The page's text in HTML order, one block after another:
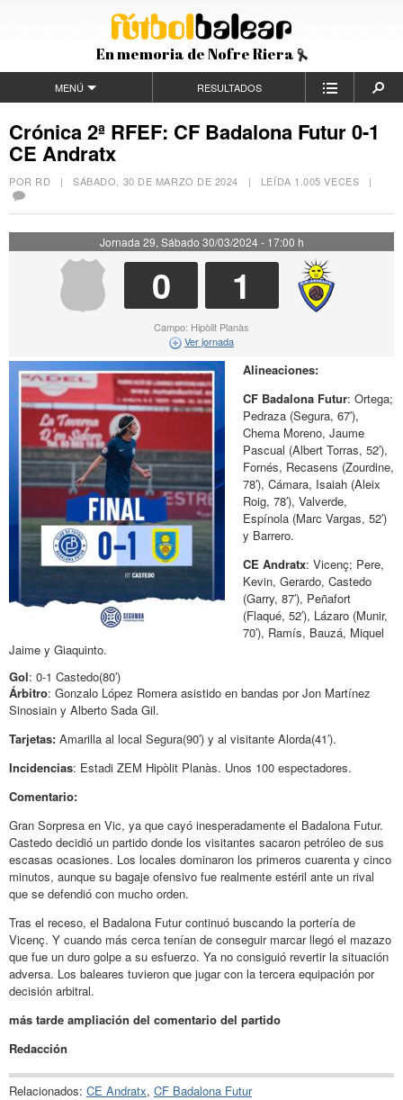
En memoria de Nofre Riera
MENÚ RESULTADOS
Crónica 2ª RFEF: CF Badalona Futur 0-1
CE Andratx
POR RD |SÁBADO, 30 DE MARZO DE 2024 | LEÍDA 1.005 VECES |
Jornada 29, Sábado 30/03/2024 - 17:00 h
0 1
Campo: Hipòlit Planàs
Ver jornada
Alineaciones:
CF Badalona Futur: Ortega;
Pedraza (Segura, 67′),
Chema Moreno, Jaume
Pascual (Albert Torras, 52′),
Fornés, Recasens (Zourdine,
78′), Cámara, Isaiah (Aleix
Roig, 78′), Valverde,
Espínola (Marc Vargas, 52′)
y Barrero.
CE Andratx: Vicenç; Pere,
Kevin, Gerardo, Castedo
(Garry, 87′), Peñafort
(Flaqué, 52′), Lázaro (Munir,
70′), Ramís, Bauzá, Miquel
Jaime y Giaquinto.
Gol: 0-1 Castedo(80′)
Árbitro: Gonzalo López Romera asistido en bandas por Jon Martínez
Sinosiain y Alberto Sada Gil.
Tarjetas: Amarilla al local Segura(90′) y al visitante Alorda(41′).
Incidencias: Estadi ZEM Hipòlit Planàs. Unos 100 espectadores.
Comentario:
Gran Sorpresa en Vic, ya que cayó inesperadamente el Badalona Futur.
Castedo decidió un partido donde los visitantes sacaron petróleo de sus
escasas ocasiones. Los locales dominaron los primeros cuarenta y cinco
minutos, aunque su bagaje ofensivo fue realmente estéril ante un rival
que se defendió con mucho orden.
Tras el receso, el Badalona Futur continuó buscando la portería de
Vicenç. Y cuando más cerca tenían de conseguir marcar llegó el mazazo
que fue un duro golpe a su esfuerzo. Ya no consiguió revertir la situación
adversa. Los baleares tuvieron que jugar con la tercera equipación por
decisión arbitral.
más tarde ampliación del comentario del partido
Redacción
Relacionados: CE Andratx, CF Badalona Futur